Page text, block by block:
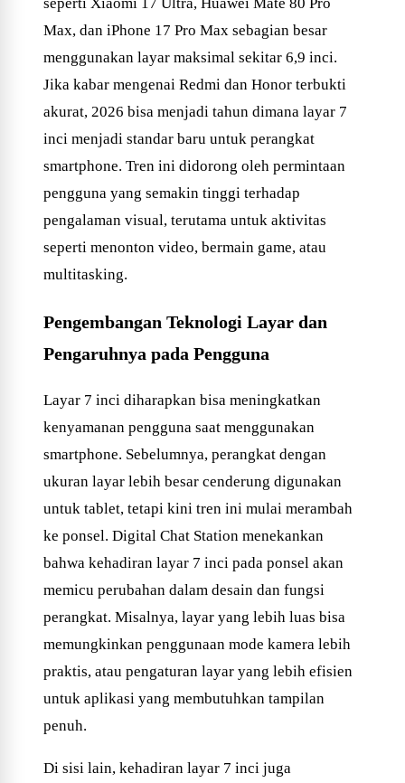
Max, dan iPhone 17 Pro Max sebagian besar
menggunakan layar maksimal sekitar 6,9 inci.
Jika kabar mengenai Redmi dan Honor terbukti
akurat, 2026 bisa menjadi tahun dimana layar 7
inci menjadi standar baru untuk perangkat
smartphone. Tren ini didorong oleh permintaan
pengguna yang semakin tinggi terhadap
pengalaman visual, terutama untuk aktivitas
seperti menonton video, bermain game, atau
multitasking.
Pengembangan Teknologi Layar dan
Pengaruhnya pada Pengguna
Layar 7 inci diharapkan bisa meningkatkan
kenyamanan pengguna saat menggunakan
smartphone. Sebelumnya, perangkat dengan
ukuran layar lebih besar cenderung digunakan
untuk tablet, tetapi kini tren ini mulai merambah
ke ponsel. Digital Chat Station menekankan
bahwa kehadiran layar 7 inci pada ponsel akan
memicu perubahan dalam desain dan fungsi
perangkat. Misalnya, layar yang lebih luas bisa
memungkinkan penggunaan mode kamera lebih
praktis, atau pengaturan layar yang lebih efisien
untuk aplikasi yang membutuhkan tampilan
penuh.
Di sisi lain, kehadiran layar 7 inci juga